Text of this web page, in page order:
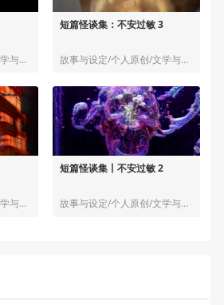
故事与设定/个人原创/文学与小说
短篇怪谈集：不安过敏 3
故事与设定/个人原创/文学与小说
故事与设定/个人原创/文学与小说
短篇怪谈集丨不安过敏 2
故事与设定/个人原创/文学与小说